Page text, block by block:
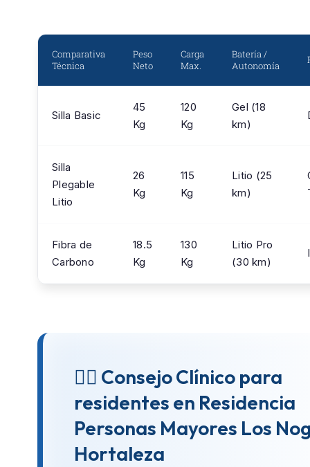
Comparativa
Técnica
Peso
Neto
Carga
Max.
Batería /
Autonomía
Silla Basic
45
Kg
120
Kg
Gel (18
km)
Silla
Plegable
Litio
26
Kg
115
Kg
Litio (25
km)
Fibra de
Carbono
18.5
Kg
130
Kg
Litio Pro
(30 km)
👨‍⚕️ Consejo Clínico para
residentes en Residencia
Personas Mayores Los
Hortaleza